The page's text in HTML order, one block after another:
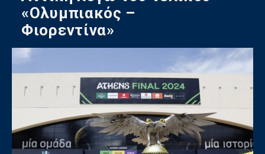
«Ολυμπιακός –
Φιορεντίνα»